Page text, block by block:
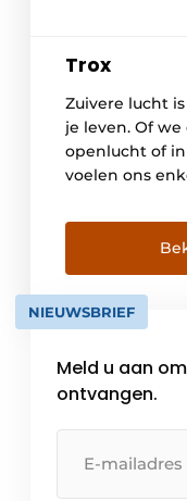
Trox
Zuivere lucht
je leven. Of
openlucht of
voelen ons
ons vrij
inspirerend
NIEUWSBRIEF
Meld u aan
ontvangen.